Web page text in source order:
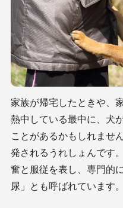
家族が帰宅したときや、
熱中している最中に、犬
ことがあるかもしれませ
発されるうれしょんです
奮と服従を表し、専門的
尿」とも呼ばれています。